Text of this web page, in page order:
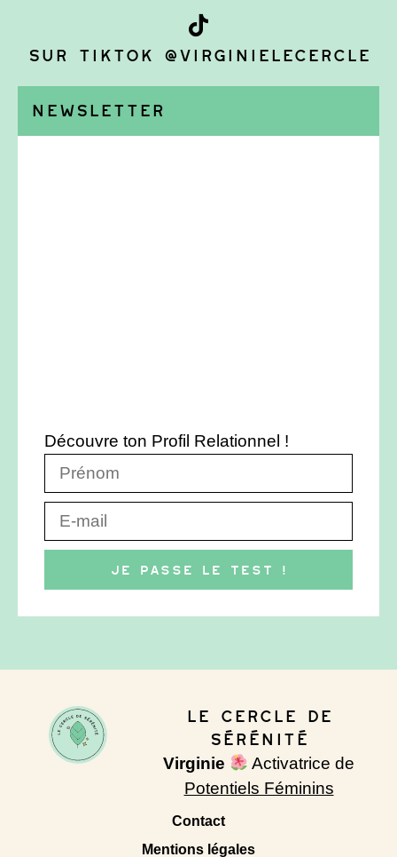
Sur TikTok @virginielecercle
Newsletter
Découvre ton Profil Relationnel !
Je passe le test !
Le Cercle de
Sérénité
Virginie
Activatrice de
Potentiels Féminins
Contact
Mentions légales